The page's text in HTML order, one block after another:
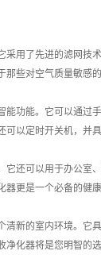
用了先进的滤网
些对空气质量敏感
功能。它可以通
以定时开关机，并
还可以用于办公
更是一个必备的健康
新的室内环境。
化器将是您明智的